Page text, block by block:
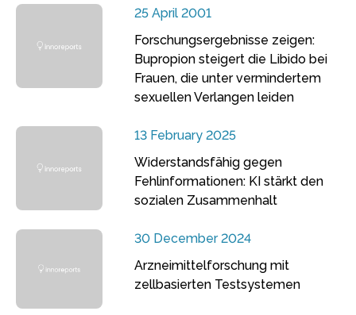
25 April 2001
Forschungsergebnisse zeigen:
Bupropion steigert die Libido bei
Frauen, die unter vermindertem
sexuellen Verlangen leiden
13 February 2025
Widerstandsfähig gegen
Fehlinformationen: KI stärkt den
sozialen Zusammenhalt
30 December 2024
Arzneimittelforschung mit
zellbasierten Testsystemen